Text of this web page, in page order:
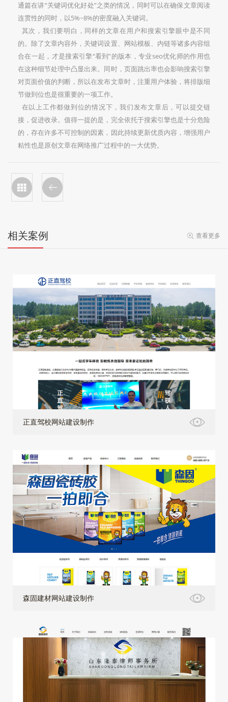
通篇在讲“关键词优化好处”之类的情况，同时可以在确保文章阅读
连贯性的同时，以5%~8%的密度融入关键词。
其次，我们要明白，同样的文章在用户和搜索引擎眼中是不同
的。除了文章内容外，关键词设置、网站模板、内链等诸多内容组
合在一起，才是搜索引擎“看到”的版本，专业seo优化师的作用也
在这种细节处理中凸显出来。同时，页面跳出率也会影响搜索引擎
对页面价值的判断，所以在发布文章时，注重用户体验，将排版细
节做到位也是很重要的一项工作。
在以上工作都做到位的情况下，我们发布文章后，可以提交链
接，促进收录。值得一提的是，完全依托于搜索引擎也是十分危险
的，存在许多不可控制的因素，因此持续更新优质内容，增强用户
粘性也是原创文章在网络推广过程中的一大优势。
相关案例 查看更多
正直驾校网站建设制作
森固建材网站建设制作